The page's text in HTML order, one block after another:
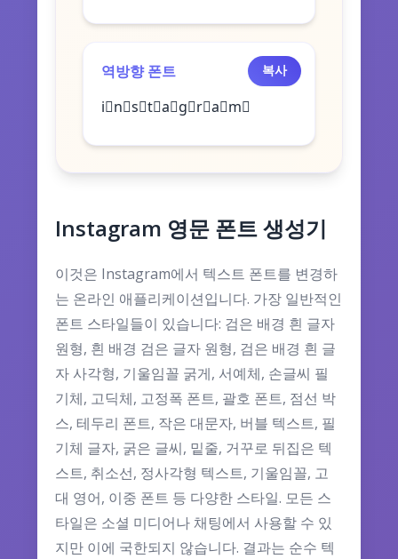
역방향 폰트
i⃣n⃣s⃣t⃣a⃣g⃣r⃣a⃣m⃣
복사
Instagram 영문 폰트 생성기
이것은 Instagram에서 텍스트 폰트를 변경하
는 온라인 애플리케이션입니다. 가장 일반적인
폰트 스타일들이 있습니다: 검은 배경 흰 글자
원형, 흰 배경 검은 글자 원형, 검은 배경 흰 글
자 사각형, 기울임꼴 굵게, 서예체, 손글씨 필
기체, 고딕체, 고정폭 폰트, 괄호 폰트, 점선 박
스, 테두리 폰트, 작은 대문자, 버블 텍스트, 필
기체 글자, 굵은 글씨, 밑줄, 거꾸로 뒤집은 텍
스트, 취소선, 정사각형 텍스트, 기울임꼴, 고
대 영어, 이중 폰트 등 다양한 스타일. 모든 스
타일은 소셜 미디어나 채팅에서 사용할 수 있
지만 이에 국한되지 않습니다. 결과는 순수 텍